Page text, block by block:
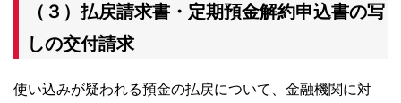
（３）払戻請求書・定期預金解約申込書の写
しの交付請求
使い込みが疑われる預金の払戻について、金融機関に対